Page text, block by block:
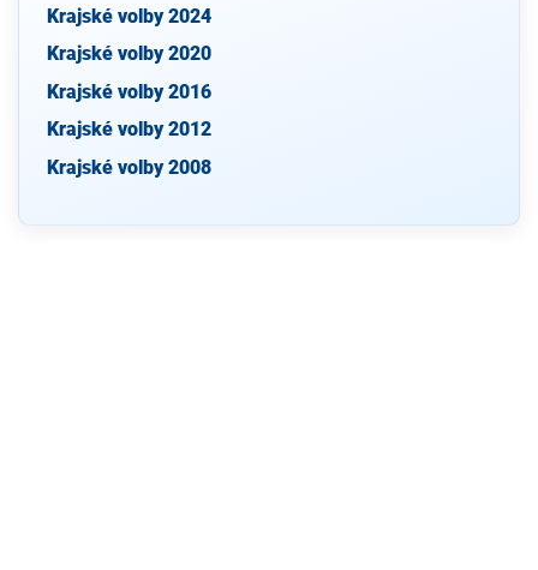
Krajské volby 2024
Krajské volby 2020
Krajské volby 2016
Krajské volby 2012
Krajské volby 2008